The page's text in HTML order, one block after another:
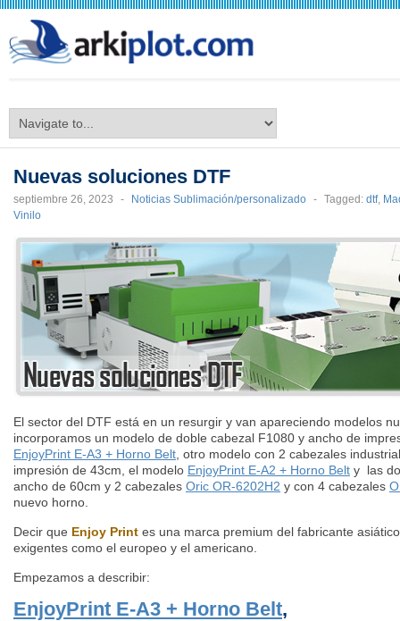
Nuevas soluciones DTF
septiembre 26, 2023 - Noticias Sublimación/personalizado - Tagged: dtf,
Vinilo
El sector del DTF está en un resurgir y van apareciendo modelos
incorporamos un modelo de doble cabezal F1080 y ancho de
EnjoyPrint E-A3 + Horno Belt , otro modelo con 2 cabezales
impresión de 43cm, el modelo EnjoyPrint E-A2 + Horno Belt y las
ancho de 60cm y 2 cabezales Oric OR-6202H2 y con 4 cabezales
nuevo horno.
Decir que Enjoy Print es una marca premium del fabricante
exigentes como el europeo y el americano.
Empezamos a describir:
EnjoyPrint E-A3 + Horno Belt,